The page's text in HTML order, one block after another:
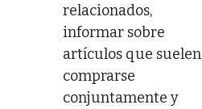
relacionados,
informar sobre
artículos que suelen
comprarse
conjuntamente y